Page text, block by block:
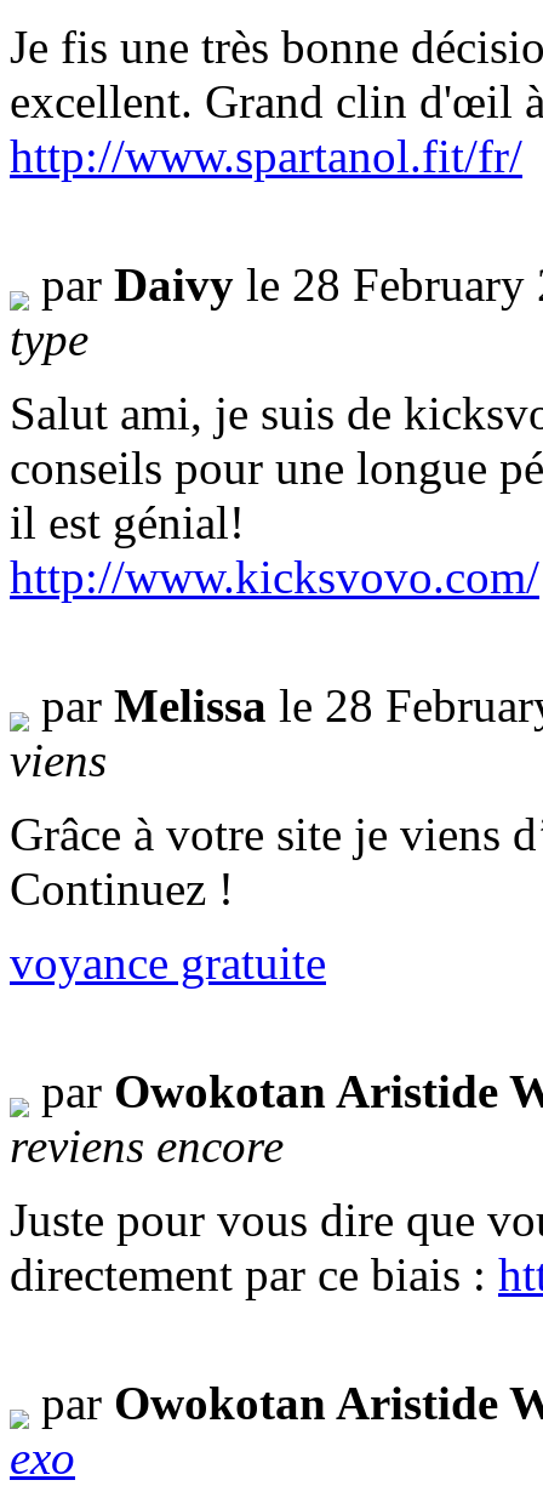
Je fis une très bonne
excellent. Grand clin d'œil
http://www.spartanol.fit/fr/
par Daivy le 28
type
Salut ami, je suis de
conseils pour une longue
il est génial!
http://www.kicksvovo.com/
par Melissa le 28
viens
Grâce à votre site je viens
Continuez !
voyance gratuite
par Owokotan Aristide
reviens encore
Juste pour vous dire que
directement par ce biais :
par Owokotan Aristide
exo